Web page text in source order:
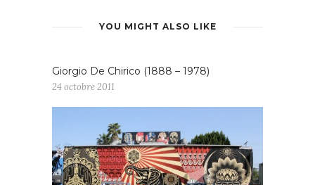
YOU MIGHT ALSO LIKE
Giorgio De Chirico (1888 – 1978)
24 octobre 2011